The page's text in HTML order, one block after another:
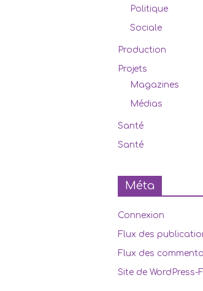
Politique
Sociale
Production
Projets
Magazines
Médias
Santé
Santé
Méta
Connexion
Flux des
Flux des
Site de WordPress-